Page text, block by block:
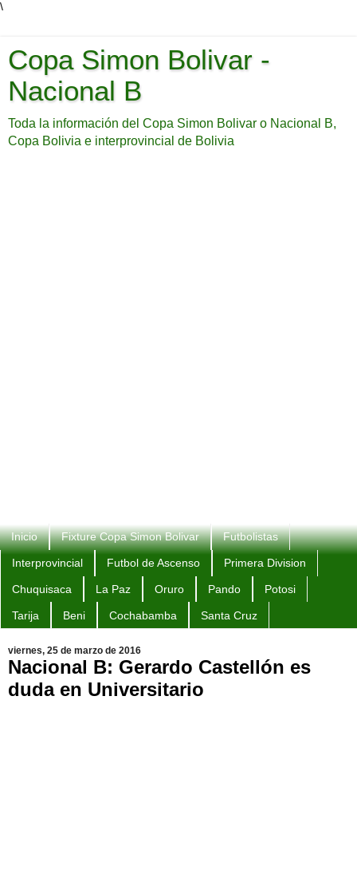
\
Copa Simon Bolivar -
Nacional B
Toda la información del Copa Simon Bolivar o Nacional B,
Copa Bolivia e interprovincial de Bolivia
Inicio Fixture Copa Simon Bolivar Futbolistas
Interprovincial Futbol de Ascenso Primera Division
Chuquisaca La Paz Oruro Pando Potosi
Tarija Beni Cochabamba Santa Cruz
viernes, 25 de marzo de 2016
Nacional B: Gerardo Castellón es
duda en Universitario